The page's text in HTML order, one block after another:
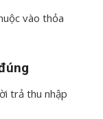
vào thỏa
trả thu nhập